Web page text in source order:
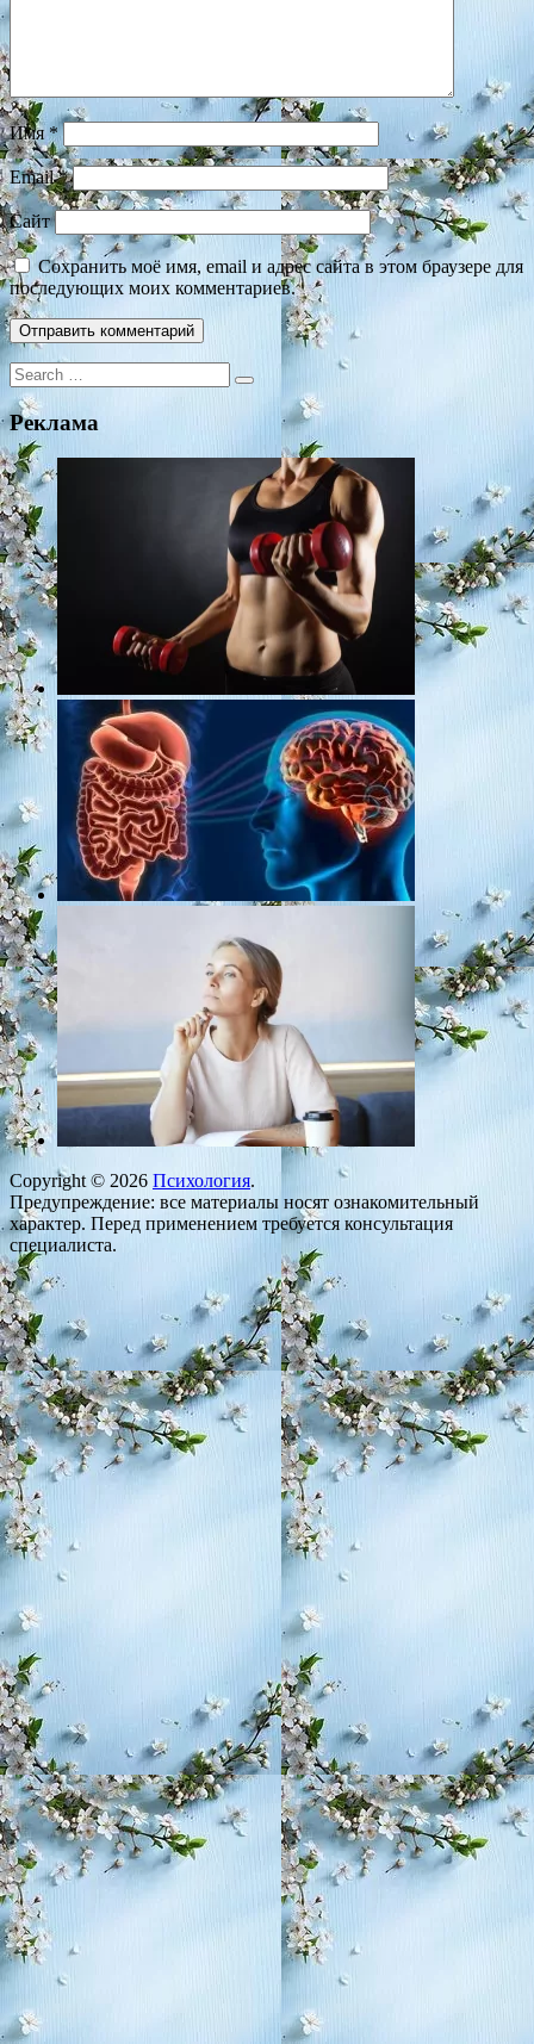
Имя*
Email*
Сайт
Сохранить моё имя, email и адрес сайта в этом браузере для
последующих моих комментариев.
Search
for:
Реклама
Copyright © 2026 Психология.
Предупреждение: все материалы носят ознакомительный
характер. Перед применением требуется консультация
специалиста.